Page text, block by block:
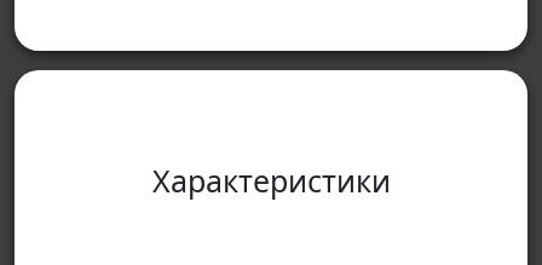
Характеристики